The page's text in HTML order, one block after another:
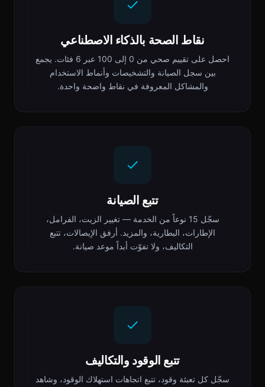
نقاط الصحة بالذكاء الاصطناعي
احصل على تقييم صحي من 0 إلى 100 عبر 6 فئات. يجمع
بين سجل الصيانة والتشخيصات وأنماط الاستخدام
والمشاكل المعروفة في نقاط واضحة واحدة.
تتبع الصيانة
سجّل 15 نوعاً من الخدمة — تغيير الزيت، الفرامل،
الإطارات، البطارية، والمزيد. أرفق الإيصالات، تتبع
التكاليف، ولا تفوّت أبداً موعد صيانة.
تتبع الوقود والتكاليف
سجّل كل تعبئة وقود، تتبع اتجاهات استهلاك الوقود، وشاهد